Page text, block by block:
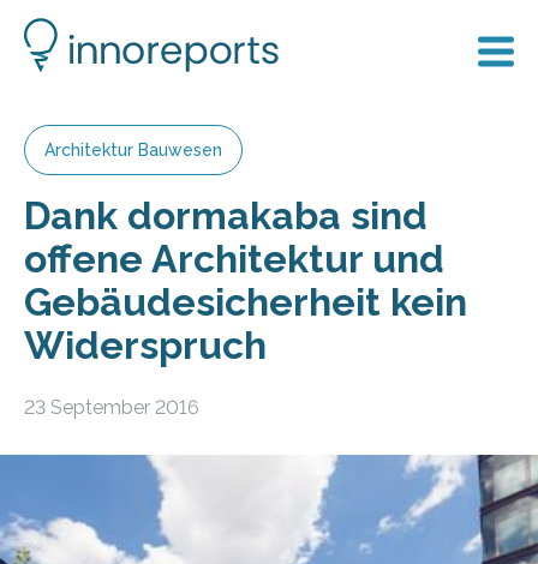
Architektur Bauwesen
Dank dormakaba sind
offene Architektur und
Gebäudesicherheit kein
Widerspruch
23 September 2016